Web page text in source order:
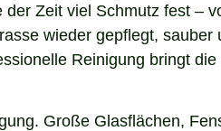
Zeit viel Schmutz fest
wieder gepflegt,
Reinigung bringt
Große Glasflächen,